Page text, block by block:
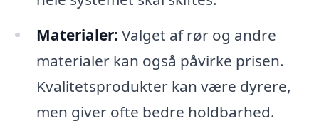
Materialer: Valget af rør og andre
materialer kan også påvirke prisen.
Kvalitetsprodukter kan være dyrere,
men giver ofte bedre holdbarhed.